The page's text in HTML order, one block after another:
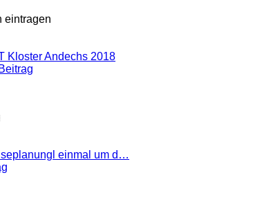
eintragen
Kloster Andechs 2018
einmal um d…